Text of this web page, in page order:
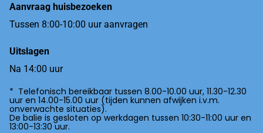
Aanvraag huisbezoeken
Tussen 8:00-10:00 uur aanvragen
Uitslagen
Na 14:00 uur
* Telefonisch bereikbaar tussen 8.00-10.00 uur, 11.30-12.30
uur en 14.00-15.00 uur (tijden kunnen afwijken i.v.m.
onverwachte situaties).
De balie is gesloten op werkdagen tussen 10:30-11:00 uur en
13:00-13:30 uur.